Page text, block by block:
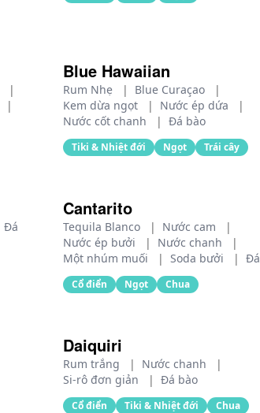
|
|
Blue Hawaiian
Rum Nhẹ | Blue Curaçao
|
Kem dừa ngọt
| Nước ép dứa
|
Nước cốt chanh
| Đá bào
Tiki & Nhiệt đới Ngọt Trái cây
Đá
Cantarito
Tequila Blanco | Nước cam
|
Nước ép bưởi
| Nước chanh
|
Một nhúm muối
| Soda bưởi | Đá
Cổ điển Ngọt Chua
Daiquiri
Rum trắng | Nước chanh
|
Si-rô đơn giản
| Đá bào
Cổ điển Tiki & Nhiệt đới Chua